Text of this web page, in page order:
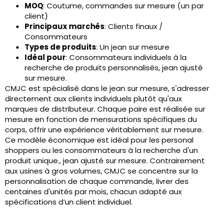
MOQ: Coutume, commandes sur mesure (un par
client)
Principaux marchés: Clients finaux /
Consommateurs
Types de produits: Un jean sur mesure
Idéal pour: Consommateurs individuels à la
recherche de produits personnalisés, jean ajusté
sur mesure.
CMJC est spécialisé dans le jean sur mesure, s'adresser
directement aux clients individuels plutôt qu'aux
marques de distributeur. Chaque paire est réalisée sur
mesure en fonction de mensurations spécifiques du
corps, offrir une expérience véritablement sur mesure.
Ce modèle économique est idéal pour les personal
shoppers ou les consommateurs à la recherche d'un
produit unique., jean ajusté sur mesure. Contrairement
aux usines à gros volumes, CMJC se concentre sur la
personnalisation de chaque commande, livrer des
centaines d'unités par mois, chacun adapté aux
spécifications d’un client individuel.